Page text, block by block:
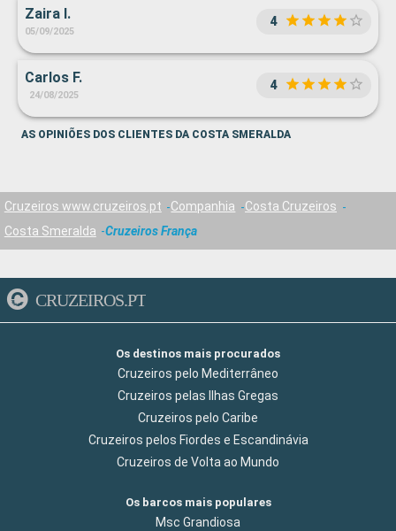
Zaira I.
05/09/2025
4
Carlos F.
24/08/2025
4
AS OPINIÕES DOS CLIENTES DA COSTA SMERALDA
Cruzeiros www.cruzeiros.pt Companhia
Costa Cruzeiros
Costa Smeralda
Cruzeiros França
CRUZEIROS.PT
Os destinos mais procurados
Cruzeiros pelo Mediterrâneo
Cruzeiros pelas Ilhas Gregas
Cruzeiros pelo Caribe
Cruzeiros pelos Fiordes e Escandinávia
Cruzeiros de Volta ao Mundo
Os barcos mais populares
Msc Grandiosa